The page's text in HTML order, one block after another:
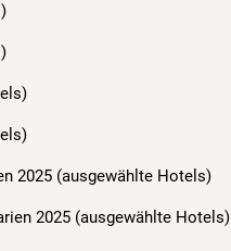
2025 (ausgewählte Hotels)
2025 (ausgewählte Hotels)